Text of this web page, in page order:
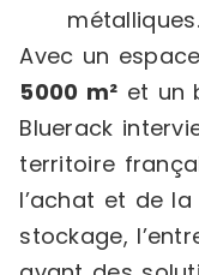
métalliques.
Avec un
5000 m² et un
Bluerack
territoire
l’achat et de
stockage,